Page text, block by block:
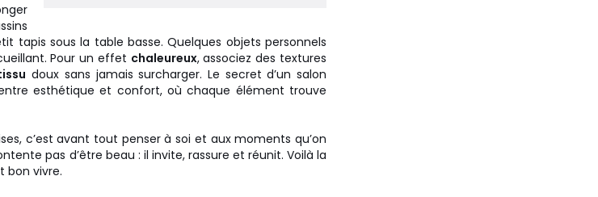
tapis sous la table basse. Quelques objets personnels
Pour un effet chaleureux, associez des textures
doux sans jamais surcharger. Le secret d’un salon
esthétique et confort, où chaque élément trouve
c’est avant tout penser à soi et aux moments qu’on
pas d’être beau : il invite, rassure et réunit. Voilà la
bon vivre.